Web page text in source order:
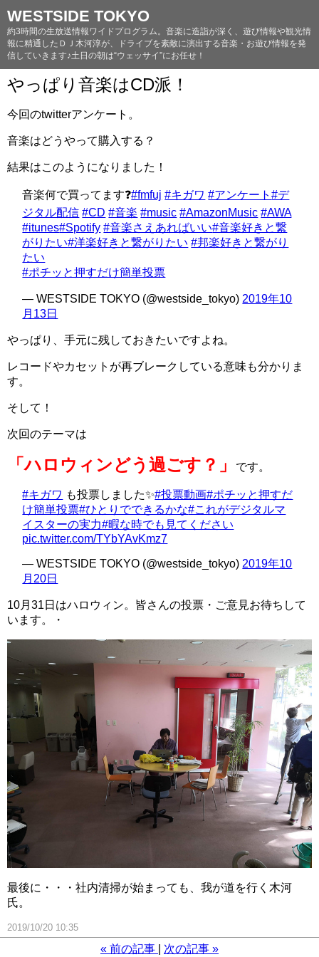
WESTSIDE TOKYO
約3時間の生放送情報ワイドプログラム。音楽に造詣が深く、遊び情報や観光情
報に精通したＤＪ木河淳が、ドライブを素敵に演出する音楽・お遊び情報を発
信していきます♪土日の朝は“ウェッサイ”にお任せ！
やっぱり音楽はCD派！
今回のtwitterアンケート。
音楽はどうやって購入する？
結果はこのようになりました！
音楽何で買ってます❓#fmfuj #キガワ #アンケート#デ
ジタル配信 #CD #音楽 #music #AmazonMusic #AWA
#itunes#Spotify #音楽さえあればいい#音楽好きと繋
がりたい#洋楽好きと繋がりたい #邦楽好きと繋がり
たい
#ポチッと押すだけ簡単投票
— WESTSIDE TOKYO (@westside_tokyo) 2019年10
月13日
やっぱり、手元に残しておきたいですよね。
レコードやカセットが再ブレークしている意味も分かりま
す。
そして！
次回のテーマは
「ハロウィンどう過ごす？」 です。
#キガワ も投票しました✨#投票動画#ポチッと押すだ
け簡単投票#ひとりでできるかな#これがデジタルマ
イスターの実力#暇な時でも見てください
pic.twitter.com/TYbYAvKmz7
— WESTSIDE TOKYO (@westside_tokyo) 2019年10
月20日
10月31日はハロウィン。皆さんの投票・ご意見お待ちして
います。・
最後に・・・社内清掃が始まっても、我が道を行く木河
氏。
2019/10/20 10:35
« 前の記事 次の記事 »